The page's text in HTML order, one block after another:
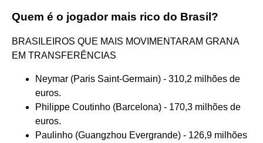
Quem é o jogador mais rico do Brasil?
BRASILEIROS QUE MAIS MOVIMENTARAM GRANA
EM TRANSFERÊNCIAS
Neymar (Paris Saint-Germain) - 310,2 milhões de
euros.
Philippe Coutinho (Barcelona) - 170,3 milhões de
euros.
Paulinho (Guangzhou Evergrande) - 126,9 milhões